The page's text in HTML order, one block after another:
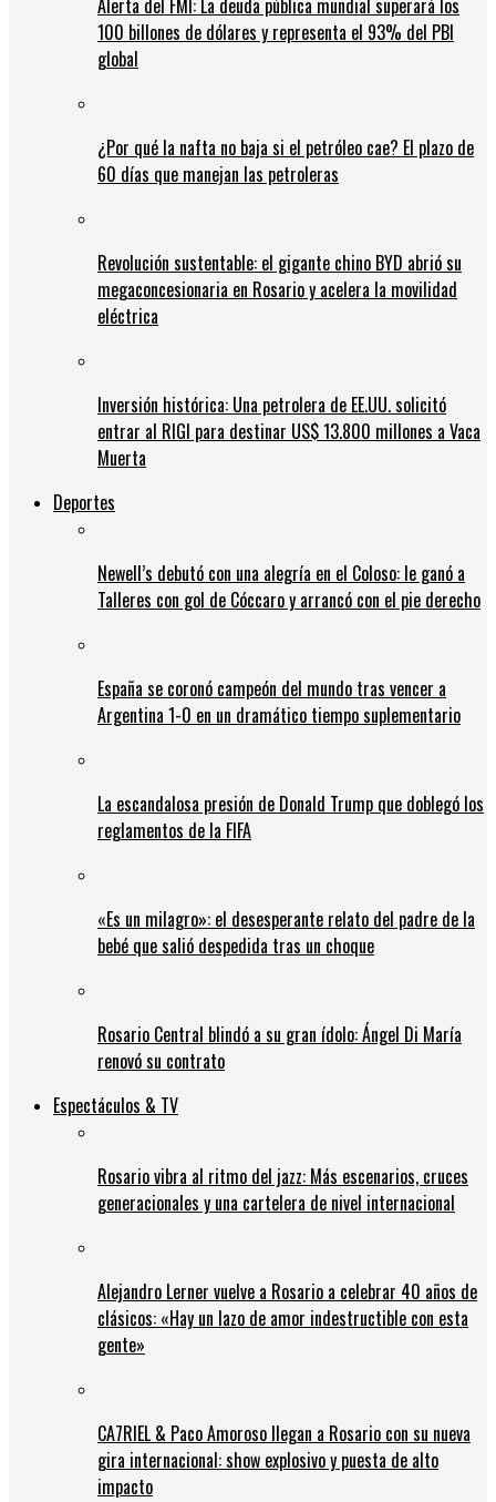
Alerta del FMI: La deuda pública mundial superará los
100 billones de dólares y representa el 93% del PBI
global
¿Por qué la nafta no baja si el petróleo cae? El plazo de
60 días que manejan las petroleras
Revolución sustentable: el gigante chino BYD abrió su
megaconcesionaria en Rosario y acelera la movilidad
eléctrica
Inversión histórica: Una petrolera de EE.UU. solicitó
entrar al RIGI para destinar US$ 13.800 millones a Vaca
Muerta
Deportes
Newell’s debutó con una alegría en el Coloso: le ganó a
Talleres con gol de Cóccaro y arrancó con el pie derecho
España se coronó campeón del mundo tras vencer a
Argentina 1-0 en un dramático tiempo suplementario
La escandalosa presión de Donald Trump que doblegó los
reglamentos de la FIFA
«Es un milagro»: el desesperante relato del padre de la
bebé que salió despedida tras un choque
Rosario Central blindó a su gran ídolo: Ángel Di María
renovó su contrato
Espectáculos & TV
Rosario vibra al ritmo del jazz: Más escenarios, cruces
generacionales y una cartelera de nivel internacional
Alejandro Lerner vuelve a Rosario a celebrar 40 años de
clásicos: «Hay un lazo de amor indestructible con esta
gente»
CA7RIEL & Paco Amoroso llegan a Rosario con su nueva
gira internacional: show explosivo y puesta de alto
impacto